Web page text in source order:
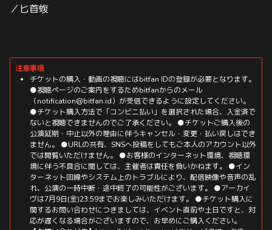
／匕首蝮
注意事項
チケットの購入・動画の視聴にはbitfan IDの登録が必要となります。
●視聴ページのご案内をするためbitfanからのメール
（notification@bitfan.id）が受信できるように設定してください。
●チケット購入方法で「コンビニ払い」を選択された場合、入金済で
ないと視聴できませんのでご了承ください。 ●チケットご購入後の
公演延期・中止以外の理由に伴うキャンセル・変更・払い戻しはでき
ません。 ●URLの共有、SNSへ投稿をしてもご本人のアカウント以外
では閲覧いただけません。 ●お客様のインターネット環境、視聴環
境に伴う不具合に関しては、主催者は責任を負いかねます。 ●イン
ターネット回線やシステム上のトラブルにより、配信映像や音声の乱
れ、公演の一時中断・途中終了の可能性がございます。 ●アーカイ
ヴは7月9日(金)23:59までお楽しみいただけます。 ●チケット購入に
関するお問い合わせにつきましては、イベント直前や土日ですと、対
応が遅くなる場合がございますので、お早めにご購入ください。